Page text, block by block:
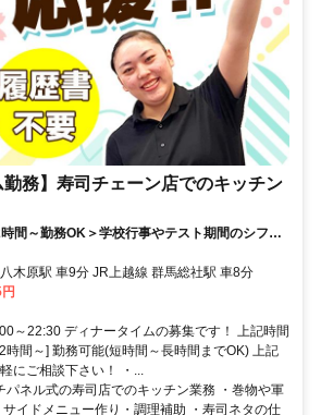
勤務】寿司チェーン店でのキッチン
間～勤務OK＞学校行事やテスト期間のシフト
特定日は時給50円UP♪
上越線 八木原駅 車9分 JR上越線 群馬総社駅 車8分
～22:30 ディナータイムの募集です！ 上記時間
時間～] 勤務可能(短時間～長時間までOK) 上記
にご相談下さい！ ・...
パネル式の寿司店でのキッチン業務 ・巻物や軍
イドメニュー作り・調理補助 ・寿司ネタの仕